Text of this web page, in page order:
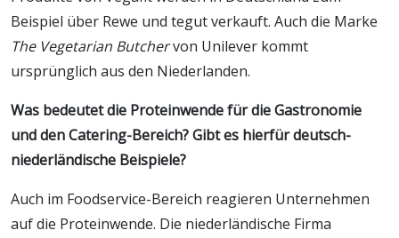
Beispiel über Rewe und tegut verkauft. Auch die Marke
The Vegetarian Butchervon Unilever kommt
ursprünglich aus den Niederlanden.
Was bedeutet die Proteinwende für die Gastronomie
und den Catering-Bereich? Gibt es hierfür deutsch-
niederländische Beispiele?
Auch im Foodservice-Bereich reagieren Unternehmen
auf die Proteinwende. Die niederländische Firma